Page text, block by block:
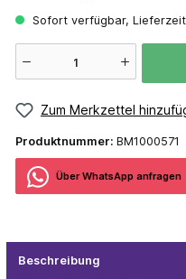
Sofort verfügbar,
Zum Merkzettel
Produktnummer: BM1000571
Über WhatѕApp anfragеn
Beschreibung